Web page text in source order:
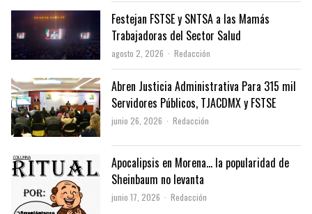
Festejan FSTSE y SNTSA a las Mamás
Trabajadoras del Sector Salud
agosto 2, 2026 Author
Redacción
Abren Justicia Administrativa Para 315 mil
Servidores Públicos, TJACDMX y FSTSE
junio 26, 2026 Author
Redacción
Apocalipsis en Morena… la popularidad de
Sheinbaum no levanta
junio 17, 2026 Author
Redacción